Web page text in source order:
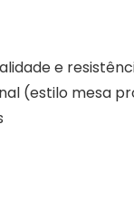
e
(estilo mesa